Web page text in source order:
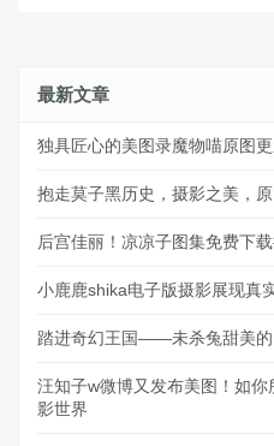
最新文章
独具匠心的美图录魔物喵原图
抱走莫子黑历史，摄影之美，原
后宫佳丽！凉凉子图集免费下
小鹿鹿shika电子版摄影展现真
踏进奇幻王国——未杀兔甜美
汪知子w微博又发布美图！如
影世界